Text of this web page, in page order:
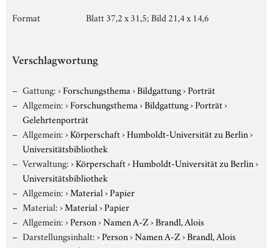
Format
Blatt 37,2 x 31,5; Bild 21,4 x 14,6
Verschlagwortung
Gattung:›Forschungsthema›Bildgattung›Porträt
Allgemein:›Forschungsthema›Bildgattung›Porträt›
Gelehrtenporträt
Allgemein:›Körperschaft›Humboldt-Universität zu Berlin›
Universitätsbibliothek
Verwaltung:›Körperschaft›Humboldt-Universität zu Berlin›
Universitätsbibliothek
Allgemein:›Material›Papier
Material:›Material›Papier
Allgemein:›Person›Namen A-Z›Brandl, Alois
Darstellungsinhalt:›Person›Namen A-Z›Brandl, Alois